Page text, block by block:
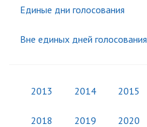
Единые дни голосования
Вне единых дней голосования
2013 2014 2015
2018 2019 2020